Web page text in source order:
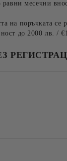
равни месечни
на поръчката се
до 2000 лв. /
на работния ден.